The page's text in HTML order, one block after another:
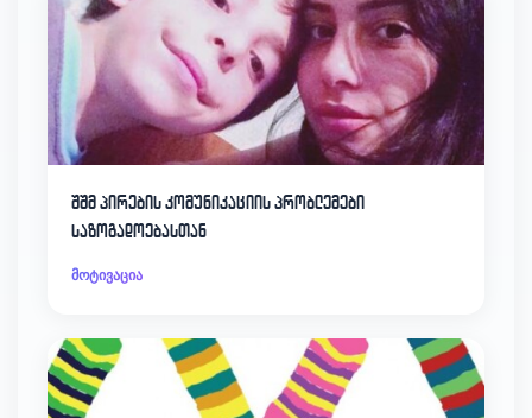
შშმ პირების კომუნიკაციის პრობლემები
საზოგადოებასთან
მოტივაცია